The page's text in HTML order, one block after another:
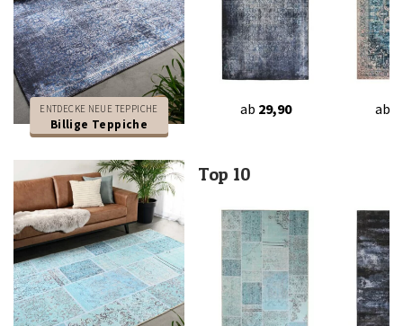
ENTDECKE NEUE TEPPICHE
Billige Teppiche
ab 29,90 ab
Top 10